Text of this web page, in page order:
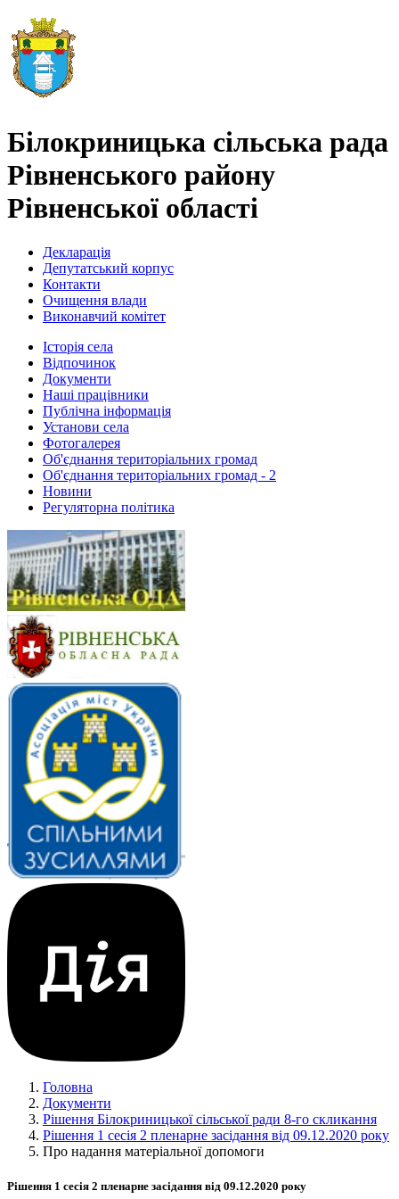
Білокриницька сільська рада
Рівненського району
Рівненської області
Декларація
Депутатський корпус
Контакти
Очищення влади
Виконавчий комітет
Історія села
Відпочинок
Документи
Наші працівники
Публічна інформація
Установи села
Фотогалерея
Об'єднання територіальних громад
Об'єднання територіальних громад - 2
Новини
Регуляторна політика
Головна
Документи
Рішення Білокриницької сільської ради 8-го скликання
Рішення 1 сесія 2 пленарне засідання від 09.12.2020 року
Про надання матеріальної допомоги
Рішення 1 сесія 2 пленарне засідання від 09.12.2020 року